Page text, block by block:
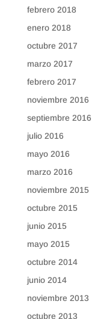
febrero 2018
enero 2018
octubre 2017
marzo 2017
febrero 2017
noviembre 2016
septiembre 2016
julio 2016
mayo 2016
marzo 2016
noviembre 2015
octubre 2015
junio 2015
mayo 2015
octubre 2014
junio 2014
noviembre 2013
octubre 2013